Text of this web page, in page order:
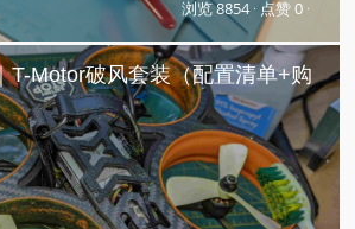
浏览 8854· 点赞 0 ·
T-Motor破风套装（配置清单+购